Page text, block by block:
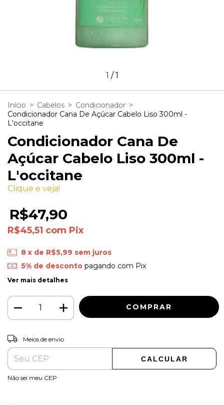
1 /1
Início > Cabelos > Condicionador >
Condicionador Cana De Açúcar Cabelo Liso 300ml -
L'occitane
Condicionador Cana De
Açúcar Cabelo Liso 300ml -
L'occitane
Clique e veja!
R$47,90
R$45,51 com Pix
8 x de R$5,99 sem juros
5% de descontopagando com Pix
Ver mais detalhes
Entregas para o CEP:
Meios de envio
CALCULAR
Não sei meu CEP